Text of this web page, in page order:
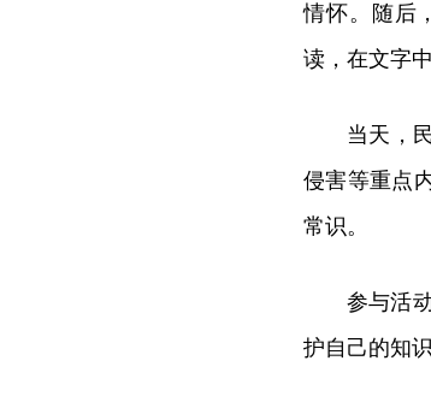
情怀。随后
读，在文字
当天，
侵害等重点
常识。
参与活
护自己的知